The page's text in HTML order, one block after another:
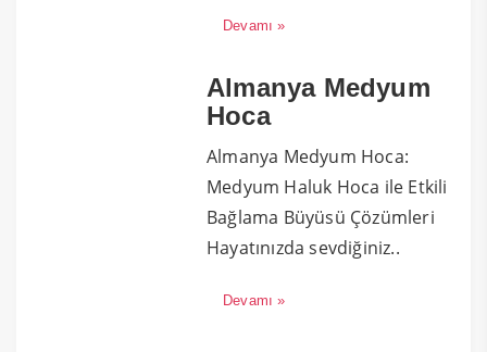
Devamı »
Almanya Medyum
Hoca
Almanya Medyum Hoca:
Medyum Haluk Hoca ile Etkili
Bağlama Büyüsü Çözümleri
Hayatınızda sevdiğiniz..
Devamı »